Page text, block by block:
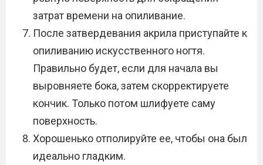
затрат времени на опиливание.
После затвердевания акрила приступайте к
опиливанию искусственного ногтя.
Правильно будет, если для начала вы
выровняете бока, затем скорректируете
кончик. Только потом шлифуете саму
поверхность.
Хорошенько отполируйте ее, чтобы она был
идеально гладким.